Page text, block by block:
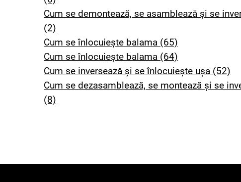
Cum se demontează, se asamblează și se
(2)
Cum se înlocuiește balama (65)
Cum se înlocuiește balama (64)
Cum se inversează și se înlocuiește ușa (52)
Cum se dezasamblează, se montează și se
(8)